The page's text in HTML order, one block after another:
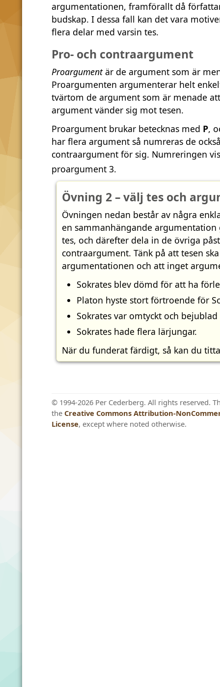
argumentationen, framförallt då
budskap. I dessa fall kan det vara
flera delar med varsin tes.
Pro- och contraargument
Proargumentär de argument som är
Proargumenten argumenterar helt
tvärtom de argument som är menade
argument vänder sig mot tesen.
Proargument brukar betecknas med P,
har flera argument så numreras de
contraargument för sig. Numreringen
proargument 3.
Övning 2 – välj tes och
Övningen nedan består av några
en sammanhängande
tes, och därefter dela in de övriga
contraargument. Tänk på att tesen
argumentationen och att inget
Sokrates blev dömd för att ha
Platon hyste stort förtroende för
Sokrates var omtyckt och
Sokrates hade flera lärjungar.
När du funderat färdigt, så kan du
© 1994-2026 Per Cederberg. All rights reserved.
the Creative Commons Attribution-
License, except where noted otherwise.